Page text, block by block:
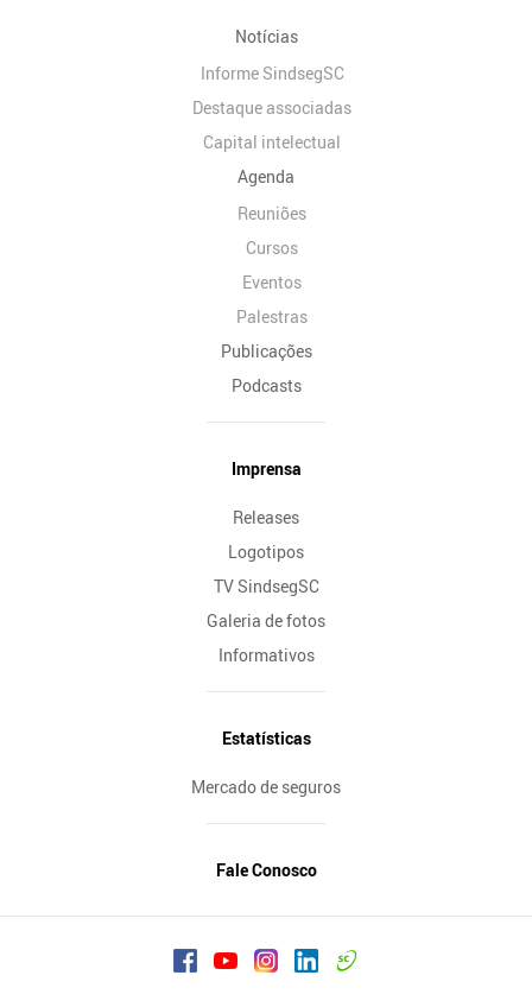
Notícias
Informe SindsegSC
Destaque associadas
Capital intelectual
Agenda
Reuniões
Cursos
Eventos
Palestras
Publicações
Podcasts
Imprensa
Releases
Logotipos
TV SindsegSC
Galeria de fotos
Informativos
Estatísticas
Mercado de seguros
Fale Conosco